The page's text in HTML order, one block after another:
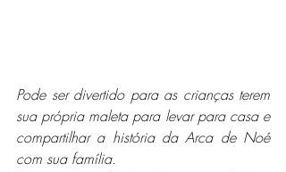
Pode ser divertido para as crianças terem
sua própria maleta para levar para casa e
compartilhar a história da Arca de Noé
com sua família.